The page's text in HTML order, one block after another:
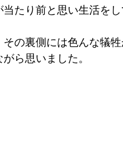
当たり前と思い生活を
その裏側には色んな犠
ら思いました。